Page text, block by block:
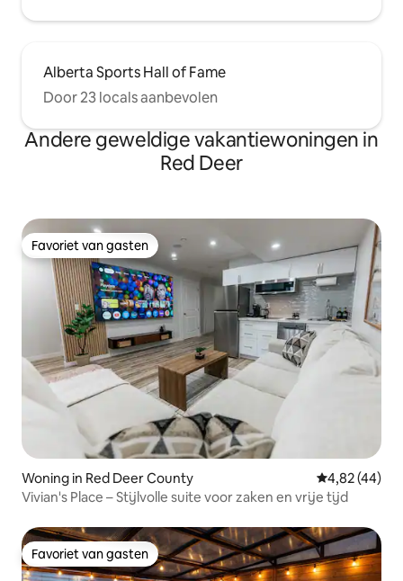
Alberta Sports Hall of Fame
Door 23 locals aanbevolen
Andere geweldige vakantiewoningen in
Red Deer
Favoriet van gasten
Favoriet van gasten
Woning in Red Deer County Gemiddelde
4,82 (44)
Vivian's Place – Stijlvolle suite voor zaken en vrije tijd
Favoriet van gasten
Favoriet van gasten